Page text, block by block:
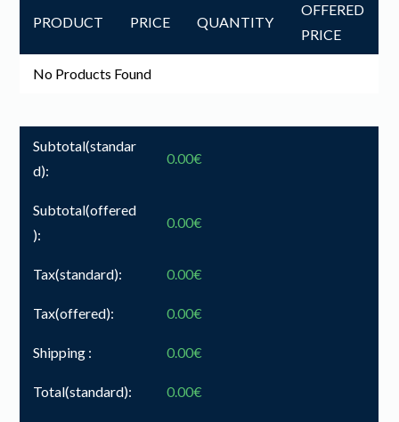
PRODUCT PRICE QUANTITY
OFFERED
PRICE
No Products Found
Subtotal(standar
d):
0.00€
Subtotal(offered
):
0.00€
Tax(standard): 0.00€
Tax(offered): 0.00€
Shipping : 0.00€
Total(standard): 0.00€